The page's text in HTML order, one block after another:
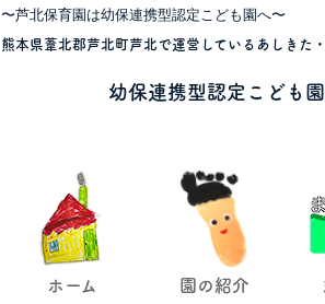
〜芦北保育園は幼保連携型認定こども園へ〜
熊本県葦北郡芦北町芦北で運営しているあしきた
幼保連携型認定こども園
ホーム 園の紹介